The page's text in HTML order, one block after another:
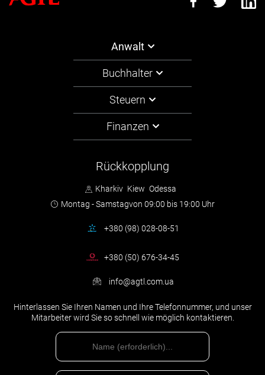
Anwalt
Buchhalter
Steuern
Finanzen
Rückkopplung
Kharkiv Kiew Odessa
Montag - Samstagvon 09:00 bis 19:00 Uhr
+380 (98) 028-08-51
+380 (50) 676-34-45
info@agtl.com.ua
Hinterlassen Sie Ihren Namen und Ihre Telefonnummer, und unser
Mitarbeiter wird Sie so schnell wie möglich kontaktieren.